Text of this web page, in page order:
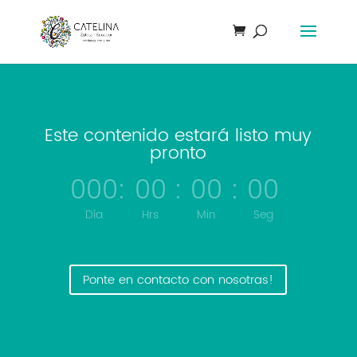
Este contenido estará listo muy
pronto
000
Día
: 00
Hrs
: 00
Min
: 00
Seg
Ponte en contacto con nosotras!